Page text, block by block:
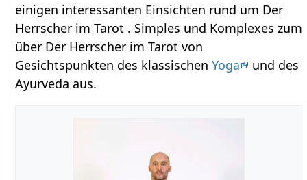
einigen interessanten Einsichten rund um Der
Herrscher im Tarot . Simples und Komplexes zum
über Der Herrscher im Tarot von
Gesichtspunkten des klassischenYoga
und des
Ayurveda aus.